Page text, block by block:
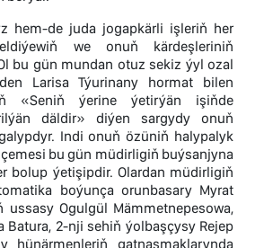
hem-de juda jogapkärli işleriň her
we onuň kärdeşleriniň
bu gün mundan otuz sekiz ýyl ozal
Larisa Týurinany hormat bilen
«Seniň ýerine ýetirýän işiňde
däldir» diýen sargydy onuň
Indi onuň özüniň halypalyk
bu gün müdirligiň buýsanjyna
bolup ýetişipdir. Olardan müdirligiň
boýunça orunbasary Myrat
ussasy Ogulgül Mämmetnepesowa,
Batura, 2-nji sehiň ýolbaşçysy Rejep
hünärmenleriň gatnaşmaklarynda